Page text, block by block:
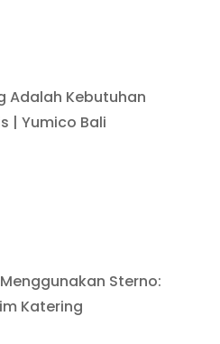
Adalah Kebutuhan
| Yumico Bali
Sterno:
Katering